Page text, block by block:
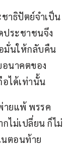
าธิปัตย์จำเป็น
ประชาชนจึง
มั่นให้กลับคืน
นาคตของ
อได้เท่านั้น
ายแพ้ พรรค
ไม่เปลี่ยน ก็ไม่
นตอนท้าย